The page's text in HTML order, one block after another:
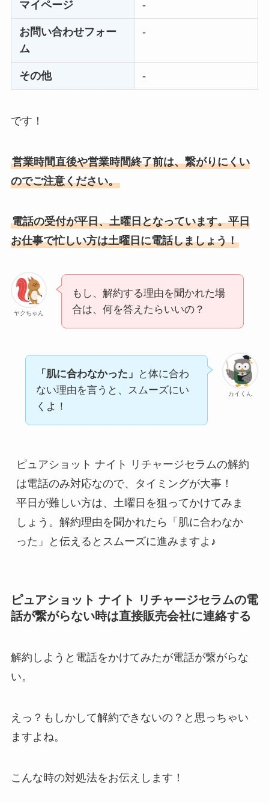
する方法を完全攻略
マイページ -
お問い合わせフォー
ム
-
その他 -
です！
営業時間直後や営業時間終了前は、繋がりにくい
のでご注意ください。
電話の受付が平日、土曜日となっています。平日
お仕事で忙しい方は土曜日に電話しましょう！
ヤクちゃん
もし、解約する理由を聞かれた場
合は、何を答えたらいいの？
カイくん
「肌に合わなかった」
と体に合わ
ない理由を言うと、スムーズにい
くよ！
ピュアショット ナイト リチャージセラムの解約
は電話のみ対応なので、タイミングが大事！
平日が難しい方は、土曜日を狙ってかけてみま
しょう。解約理由を聞かれたら「肌に合わなか
った」と伝えるとスムーズに進みますよ♪
ピュアショット ナイト リチャージセラムの電
話が繋がらない時は直接販売会社に連絡する
解約しようと電話をかけてみたが電話が繋がらな
い。
えっ？もしかして解約できないの？と思っちゃい
ますよね。
こんな時の対処法をお伝えします！